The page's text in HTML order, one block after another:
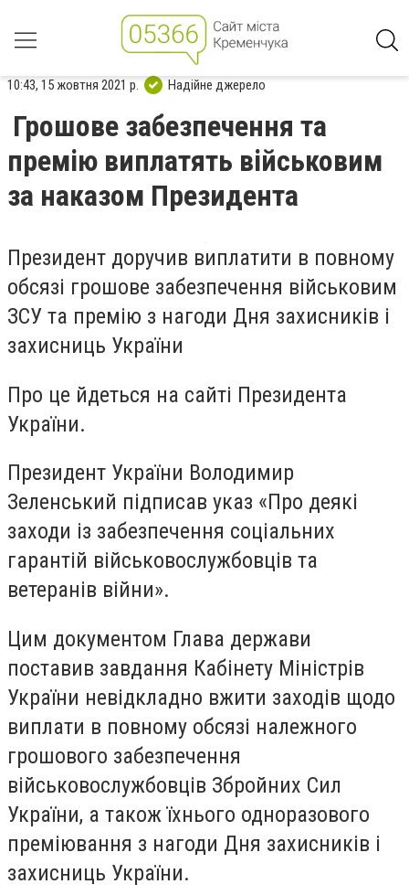
10:43, 15 жовтня 2021 р. Надійне джерело
Грошове забезпечення та
премію виплатять військовим
за наказом Президента
Президент доручив виплатити в повному
обсязі грошове забезпечення військовим
ЗСУ та премію з нагоди Дня захисників і
захисниць України
Про це йдеться на сайті Президента
України.
Президент України Володимир
Зеленський підписав указ «Про деякі
заходи із забезпечення соціальних
гарантій військовослужбовців та
ветеранів війни».
Цим документом Глава держави
поставив завдання Кабінету Міністрів
України невідкладно вжити заходів щодо
виплати в повному обсязі належного
грошового забезпечення
військовослужбовців Збройних Сил
України, а також їхнього одноразового
преміювання з нагоди Дня захисників і
захисниць України.